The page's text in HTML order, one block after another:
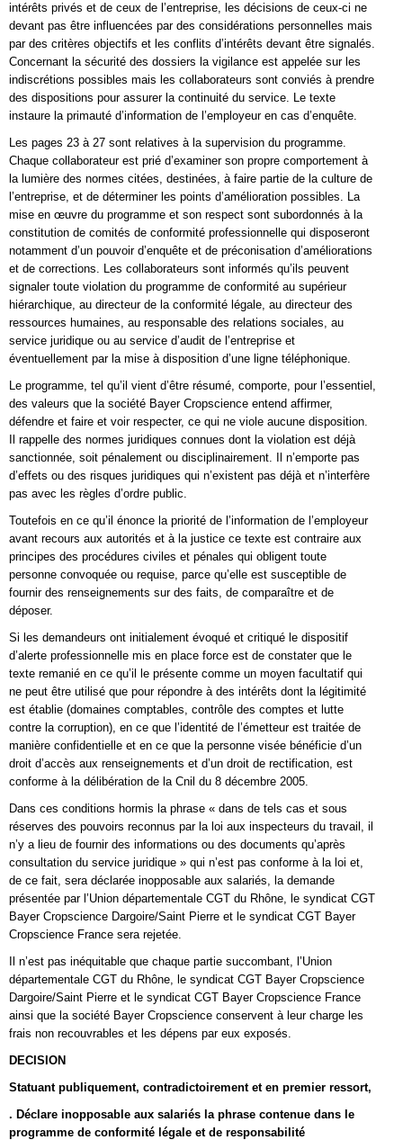
intérêts privés et de ceux de l’entreprise, les décisions de ceux-ci ne
devant pas être influencées par des considérations personnelles mais
par des critères objectifs et les conflits d’intérêts devant être signalés.
Concernant la sécurité des dossiers la vigilance est appelée sur les
indiscrétions possibles mais les collaborateurs sont conviés à prendre
des dispositions pour assurer la continuité du service. Le texte
instaure la primauté d’information de l’employeur en cas d’enquête.
Les pages 23 à 27 sont relatives à la supervision du programme.
Chaque collaborateur est prié d’examiner son propre comportement à
la lumière des normes citées, destinées, à faire partie de la culture de
l’entreprise, et de déterminer les points d’amélioration possibles. La
mise en œuvre du programme et son respect sont subordonnés à la
constitution de comités de conformité professionnelle qui disposeront
notamment d’un pouvoir d’enquête et de préconisation d’améliorations
et de corrections. Les collaborateurs sont informés qu’ils peuvent
signaler toute violation du programme de conformité au supérieur
hiérarchique, au directeur de la conformité légale, au directeur des
ressources humaines, au responsable des relations sociales, au
service juridique ou au service d’audit de l’entreprise et
éventuellement par la mise à disposition d’une ligne téléphonique.
Le programme, tel qu’il vient d’être résumé, comporte, pour l’essentiel,
des valeurs que la société Bayer Cropscience entend affirmer,
défendre et faire et voir respecter, ce qui ne viole aucune disposition.
Il rappelle des normes juridiques connues dont la violation est déjà
sanctionnée, soit pénalement ou disciplinairement. Il n’emporte pas
d’effets ou des risques juridiques qui n’existent pas déjà et n’interfère
pas avec les règles d’ordre public.
Toutefois en ce qu’il énonce la priorité de l’information de l’employeur
avant recours aux autorités et à la justice ce texte est contraire aux
principes des procédures civiles et pénales qui obligent toute
personne convoquée ou requise, parce qu’elle est susceptible de
fournir des renseignements sur des faits, de comparaître et de
déposer.
Si les demandeurs ont initialement évoqué et critiqué le dispositif
d’alerte professionnelle mis en place force est de constater que le
texte remanié en ce qu’il le présente comme un moyen facultatif qui
ne peut être utilisé que pour répondre à des intérêts dont la légitimité
est établie (domaines comptables, contrôle des comptes et lutte
contre la corruption), en ce que l’identité de l’émetteur est traitée de
manière confidentielle et en ce que la personne visée bénéficie d’un
droit d’accès aux renseignements et d’un droit de rectification, est
conforme à la délibération de la Cnil du 8 décembre 2005.
Dans ces conditions hormis la phrase « dans de tels cas et sous
réserves des pouvoirs reconnus par la loi aux inspecteurs du travail, il
n’y a lieu de fournir des informations ou des documents qu’après
consultation du service juridique » qui n’est pas conforme à la loi et,
de ce fait, sera déclarée inopposable aux salariés, la demande
présentée par l’Union départementale CGT du Rhône, le syndicat CGT
Bayer Cropscience Dargoire/Saint Pierre et le syndicat CGT Bayer
Cropscience France sera rejetée.
Il n’est pas inéquitable que chaque partie succombant, l’Union
départementale CGT du Rhône, le syndicat CGT Bayer Cropscience
Dargoire/Saint Pierre et le syndicat CGT Bayer Cropscience France
ainsi que la société Bayer Cropscience conservent à leur charge les
frais non recouvrables et les dépens par eux exposés.
DECISION
Statuant publiquement, contradictoirement et en premier ressort,
. Déclare inopposable aux salariés la phrase contenue dans le
programme de conformité légale et de responsabilité